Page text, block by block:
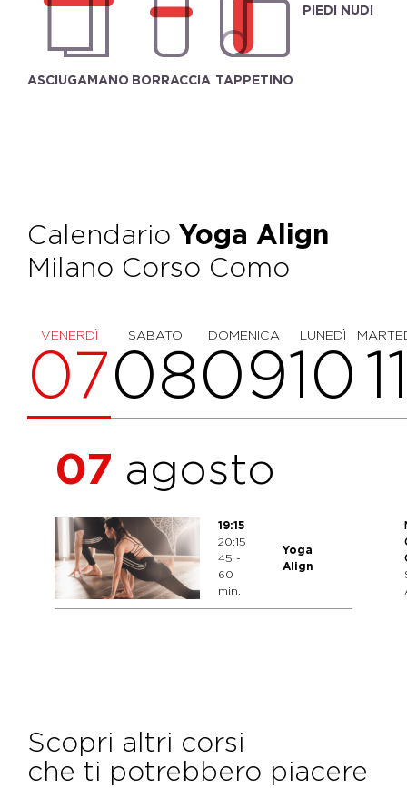
ASCIUGAMANO BORRACCIA TAPPETINO
PIEDI NUDI
Calendario Yoga Align
Milano Corso Como
VENERDÌ
07 SABATO
08 DOMENICA
09 LUNEDÌ
10
07 agosto
19:15
20:15
45 -
60
min.
Yoga
Align
Scopri altri corsi
che ti potrebbero piacere